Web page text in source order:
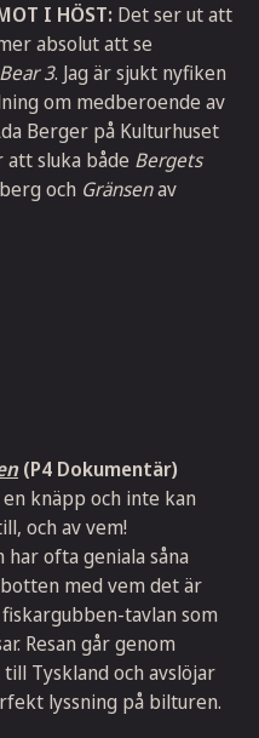
I HÖST: Det ser ut att
absolut att se
3. Jag är sjukt nyfiken
om medberoende av
Berger på Kulturhuset
att sluka både Bergets
och Gränsenav
(P4 Dokumentär)
knäpp och inte kan
och av vem!
har ofta geniala såna
med vem det är
tavlan som
Resan går genom
Tyskland och avslöjar
lyssning på bilturen.